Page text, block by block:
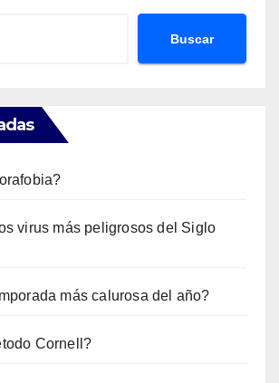
Buscar
virus más peligrosos del Siglo
más calurosa del año?
Cornell?